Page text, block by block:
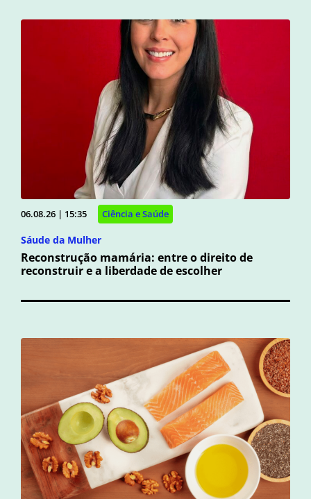
06.08.26 | 15:35 Ciência e Saúde
Sáude da Mulher
Reconstrução mamária: entre o direito de
reconstruir e a liberdade de escolher